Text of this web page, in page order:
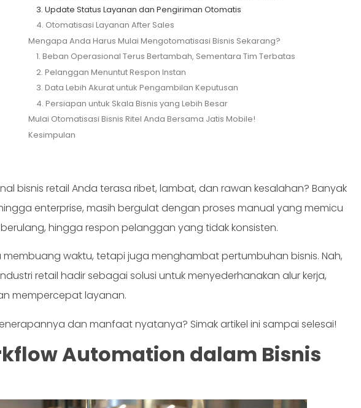
3. Update Status Layanan dan Pengiriman Otomatis
4. Otomatisasi Layanan After Sales
Mengapa Anda Harus Mulai Mengotomatisasi Bisnis Sekarang?
1. Beban Operasional Terus Bertambah, Sementara Tim Terbatas
2. Pelanggan Menuntut Respon Instan
3. Data Lebih Akurat untuk Pengambilan Keputusan
4. Persiapan untuk Skala Bisnis yang Lebih Besar
Mulai Otomatisasi Bisnis Ritel Anda Bersama Jatis Mobile!
Kesimpulan
bisnis retail Anda terasa ribet, lambat, dan rawan kesalahan? Banyak
hingga enterprise, masih bergulat dengan proses manual yang memicu
hingga respon pelanggan yang tidak konsisten.
membuang waktu, tetapi juga menghambat pertumbuhan bisnis. Nah,
retail hadir sebagai solusi untuk menyederhanakan alur kerja,
mempercepat layanan.
dan manfaat nyatanya? Simak artikel ini sampai selesai!
Automation dalam Bisnis